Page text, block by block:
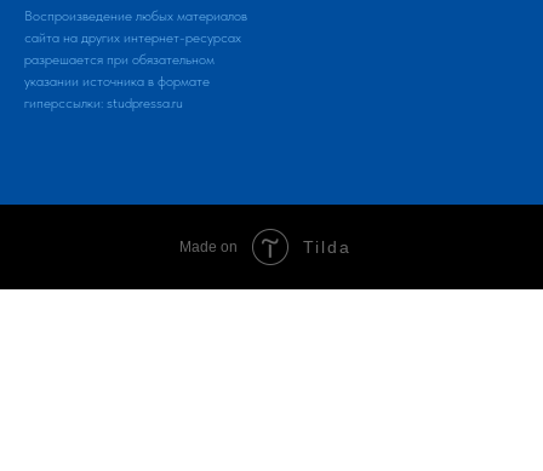
Воспроизведение любых материалов
сайта на других интернет-ресурсах
разрешается при обязательном
указании источника в формате
гиперссылки: studpressa.ru
Made on Tilda